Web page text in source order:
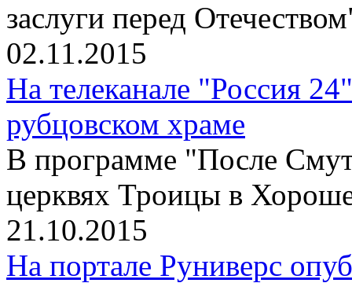
заслуги перед
02.11.2015
На телеканале "Россия
рубцовском храме
В программе "После
церквях Троицы в
21.10.2015
На портале Руниверс